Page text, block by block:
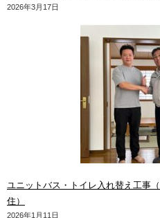
2026年3月17日
ユニットバス・トイレ入れ替え工事
住）
2026年1月11日